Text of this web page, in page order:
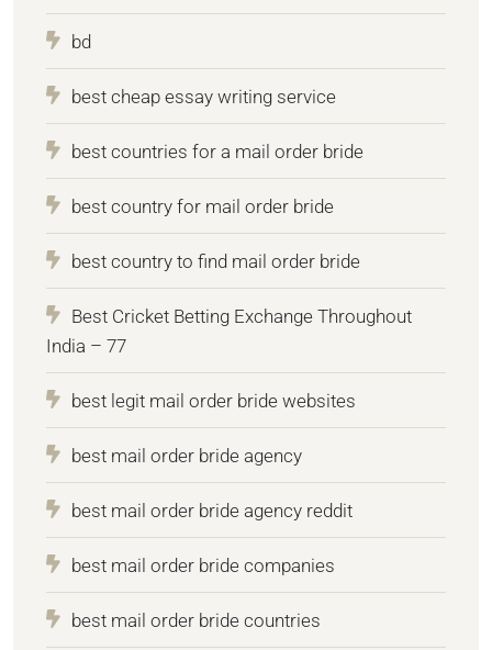
bd
best cheap essay writing service
best countries for a mail order bride
best country for mail order bride
best country to find mail order bride
Best Cricket Betting Exchange Throughout
India – 77
best legit mail order bride websites
best mail order bride agency
best mail order bride agency reddit
best mail order bride companies
best mail order bride countries